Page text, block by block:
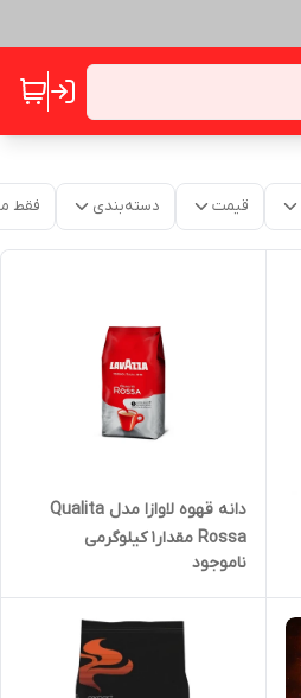
قیمت دسته‌بندی فقط
دانه قهوه لاوازا مدل Qualita
Rossa مقدار1 کیلوگرمی
ناموجود